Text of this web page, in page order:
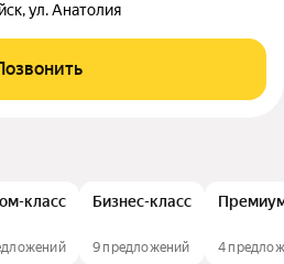
ул. Анатолия
класс Бизнес-класс
9 предложений 4